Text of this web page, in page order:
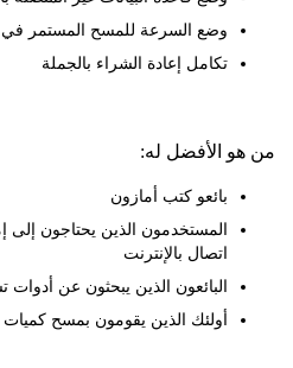
وضع السرعة للمسح المستمر في الوقت
تكامل إعادة الشراء بالجملة
الأفضل له:
بائعو كتب أمازون
المستخدمون الذين يحتاجون إلى
اتصال بالإنترنت
البائعون الذين يبحثون عن أدوات تسعير
أولئك الذين يقومون بمسح كميات كبيرة